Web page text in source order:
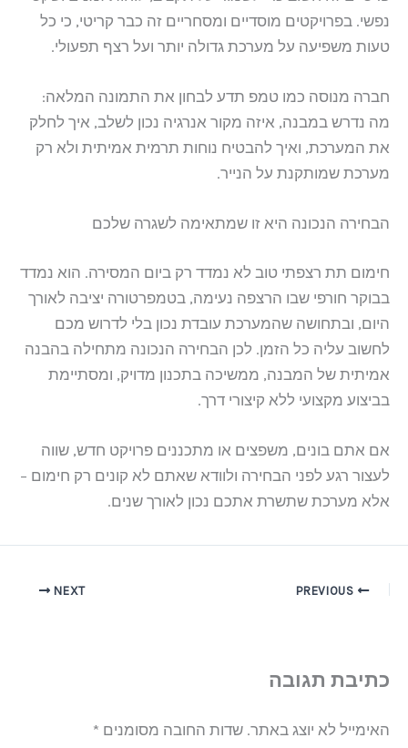
נפשי. בפרויקטים מוסדיים ומסחריים זה כבר קריטי, כי כל
טעות משפיעה על מערכת גדולה יותר ועל רצף תפעולי.
חברה מנוסה כמו טמפ תדע לבחון את התמונה המלאה:
מה נדרש במבנה, איזה מקור אנרגיה נכון לשלב, איך לחלק
את המערכת, ואיך להבטיח נוחות תרמית אמיתית ולא רק
מערכת שמותקנת על הנייר.
הבחירה הנכונה היא זו שמתאימה לשגרה שלכם
חימום תת רצפתי טוב לא נמדד רק ביום המסירה. הוא נמדד
בבוקר חורפי שבו הרצפה נעימה, בטמפרטורה יציבה לאורך
היום, ובתחושה שהמערכת עובדת נכון בלי לדרוש מכם
לחשוב עליה כל הזמן. לכן הבחירה הנכונה מתחילה בהבנה
אמיתית של המבנה, ממשיכה בתכנון מדויק, ומסתיימת
בביצוע מקצועי ללא קיצורי דרך.
אם אתם בונים, משפצים או מתכננים פרויקט חדש, שווה
לעצור רגע לפני הבחירה ולוודא שאתם לא קונים רק חימום –
אלא מערכת שתשרת אתכם נכון לאורך שנים.
NEXT
כתיבת תגובה
האימייל לא יוצג באתר. שדות החובה מסומנים *